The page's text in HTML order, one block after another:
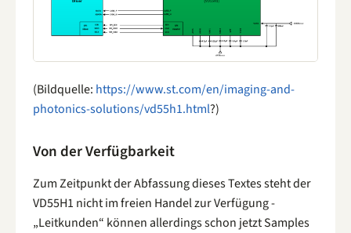
(Bildquelle: https://www.st.com/en/imaging-and-
photonics-solutions/vd55h1.html?)
Von der Verfügbarkeit
Zum Zeitpunkt der Abfassung dieses Textes steht der
VD55H1 nicht im freien Handel zur Verfügung -
„Leitkunden“ können allerdings schon jetzt Samples